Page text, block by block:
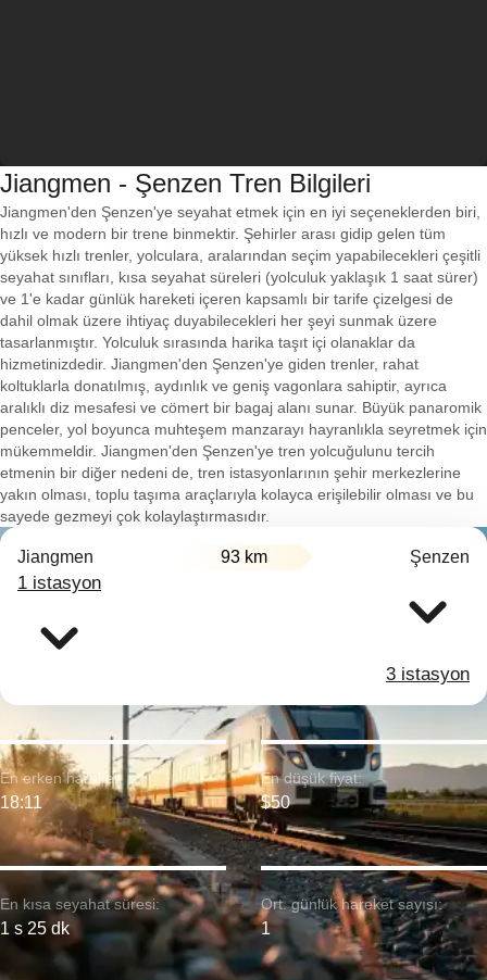
Jiangmen - Şenzen Tren Bilgileri
Jiangmen'den Şenzen'ye seyahat etmek için en iyi seçeneklerden biri,
hızlı ve modern bir trene binmektir. Şehirler arası gidip gelen tüm
yüksek hızlı trenler, yolculara, aralarından seçim yapabilecekleri çeşitli
seyahat sınıfları, kısa seyahat süreleri (yolculuk yaklaşık 1 saat sürer)
ve 1'e kadar günlük hareketi içeren kapsamlı bir tarife çizelgesi de
dahil olmak üzere ihtiyaç duyabilecekleri her şeyi sunmak üzere
tasarlanmıştır. Yolculuk sırasında harika taşıt içi olanaklar da
hizmetinizdedir. Jiangmen'den Şenzen'ye giden trenler, rahat
koltuklarla donatılmış, aydınlık ve geniş vagonlara sahiptir, ayrıca
aralıklı diz mesafesi ve cömert bir bagaj alanı sunar. Büyük panaromik
penceler, yol boyunca muhteşem manzarayı hayranlıkla seyretmek için
mükemmeldir. Jiangmen'den Şenzen'ye tren yolcuğulunu tercih
etmenin bir diğer nedeni de, tren istasyonlarının şehir merkezlerine
yakın olması, toplu taşıma araçlarıyla kolayca erişilebilir olması ve bu
sayede gezmeyi çok kolaylaştırmasıdır.
Jiangmen 93 km Şenzen
1 istasyon
3 istasyon
En kısa seyahat süresi:
1 s 25 dk
En erken hareket:
18:11
En düşük fiyat:
$50
Ort. günlük hareket sayısı:
1